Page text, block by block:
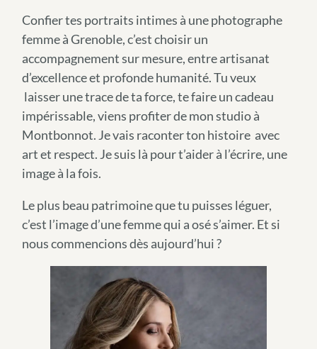
Confier tes portraits intimes à une photographe
femme à Grenoble, c’est choisir un
accompagnement sur mesure, entre artisanat
d’excellence et profonde humanité. Tu veux
laisser une trace de ta force, te faire un cadeau
impérissable, viens profiter de mon studio à
Montbonnot. Je vais raconter ton histoire avec
art et respect. Je suis là pour t’aider à l’écrire, une
image à la fois.
Le plus beau patrimoine que tu puisses léguer,
c’est l’image d’une femme qui a osé s’aimer. Et si
nous commencions dès aujourd’hui ?